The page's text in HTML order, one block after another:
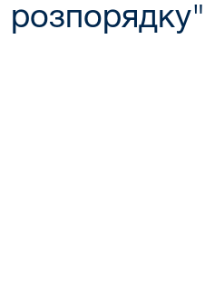
розпорядку"